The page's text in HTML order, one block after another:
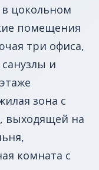
в цокольном
помещения
три офиса,
и
зона с
выходящей на
комната с